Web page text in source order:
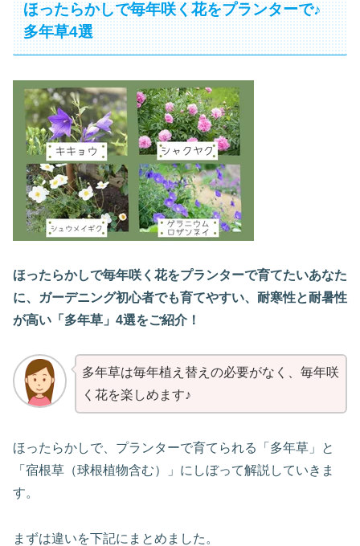
ほったらかしで毎年咲く花をプランターで♪
多年草4選
ほったらかしで毎年咲く花をプランターで育てたいあなた
に、ガーデニング初心者でも育てやすい、耐寒性と耐暑性
が高い「多年草」4選をご紹介！
多年草は毎年植え替えの必要がなく、毎年咲
く花を楽しめます♪
ほったらかしで、プランターで育てられる「多年草」と
「宿根草（球根植物含む）」にしぼって解説していきま
す。
まずは違いを下記にまとめました。